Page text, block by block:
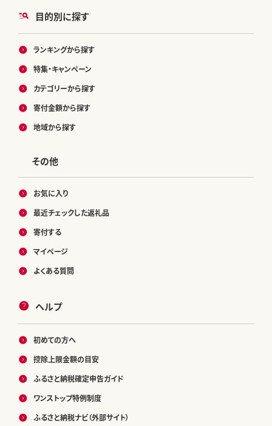
目的別に探す
ランキングから探す
特集・キャンペーン
カテゴリーから探す
寄付金額から探す
地域から探す
その他
お気に入り
最近チェックした返礼品
寄付する
マイページ
よくある質問
ヘルプ
初めての方へ
控除上限金額の目安
ふるさと納税確定申告ガイド
ワンストップ特例制度
ふるさと納税ナビ（外部サイト）